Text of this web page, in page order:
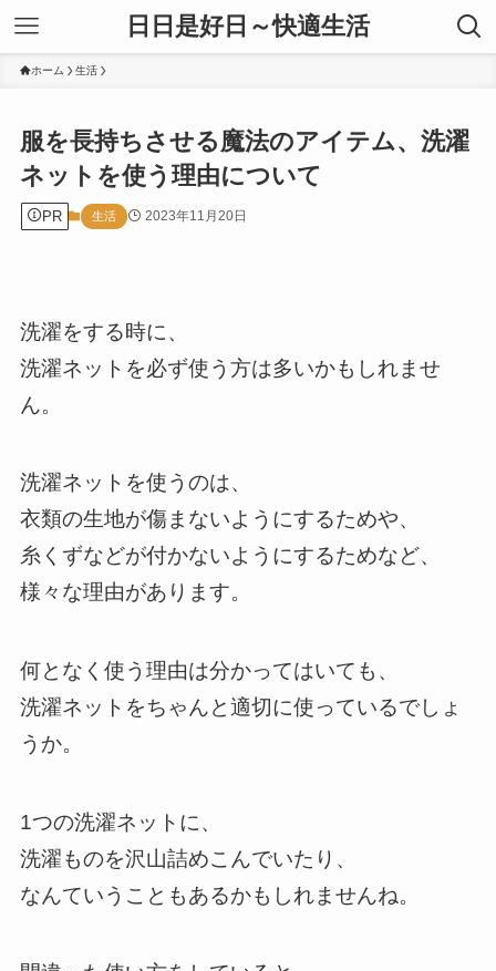
日日是好日～快適生活
ホーム 生活
服を長持ちさせる魔法のアイテム、洗濯
ネットを使う理由について
PR 生活 2023年11月20日
洗濯をする時に、
洗濯ネットを必ず使う方は多いかもしれませ
ん。
洗濯ネットを使うのは、
衣類の生地が傷まないようにするためや、
糸くずなどが付かないようにするためなど、
様々な理由があります。
何となく使う理由は分かってはいても、
洗濯ネットをちゃんと適切に使っているでしょ
うか。
1つの洗濯ネットに、
洗濯ものを沢山詰めこんでいたり、
なんていうこともあるかもしれませんね。